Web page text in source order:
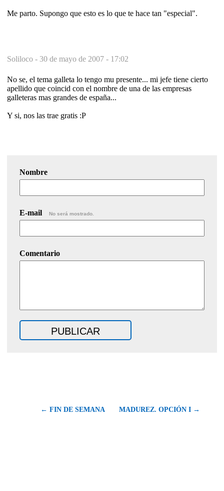
Me parto. Supongo que esto es lo que te hace tan "especial".
Soliloco - 30 de mayo de 2007 - 17:02
No se, el tema galleta lo tengo mu presente... mi jefe tiene cierto
apellido que coincid con el nombre de una de las empresas
galleteras mas grandes de españa...
Y si, nos las trae gratis :P
Nombre
E-mail No será mostrado.
Comentario
← FIN DE SEMANA MADUREZ. OPCIÓN I →